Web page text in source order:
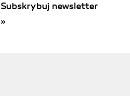
Subskrybuj newsletter
»